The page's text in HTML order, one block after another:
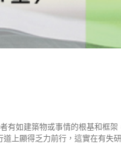
有如建築物或事情的根基和框架
上顯得乏力前行，這實在有失